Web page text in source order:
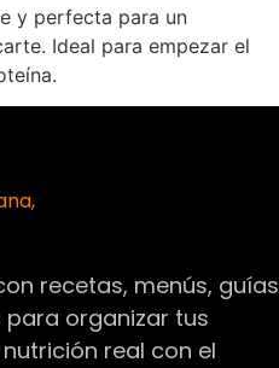
y perfecta para un
Ideal para empezar el
recetas, menús, guías
organizar tus
real con el